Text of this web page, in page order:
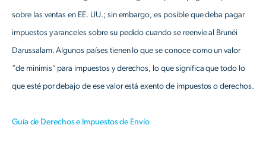
sobre las ventas en EE. UU.; sin embargo, es posible que deba pagar
impuestos y aranceles sobre su pedido cuando se reenvíe al Brunéi
Darussalam. Algunos países tienen lo que se conoce como un valor
“de minimis” para impuestos y derechos, lo que significa que todo lo
que esté por debajo de ese valor está exento de impuestos o derechos.
Guía de Derechos e Impuestos de Envío